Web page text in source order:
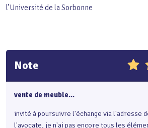
l’Université de la Sorbonne
Note
vente de meuble...
invité à poursuivre l'échange via l'adresse
l'avocate, je n'ai pas encore tous les